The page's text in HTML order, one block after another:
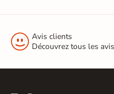
 Avis clients
Découvrez tous les avis